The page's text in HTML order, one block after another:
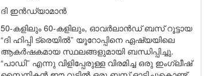
ദി ഇൻഡ്യാമാൻ
50-കളിലും 60-കളിലും, ഓവർലാൻഡ് ബസ് റൂട്ടായ
“ദി ഹിപ്പി ട്രെയിൽ” യൂറോപ്പിനെ ഏഷ്യയിലെ
ആകർഷകമായ സ്ഥലങ്ങളുമായി ബന്ധിപ്പിച്ചു.
“പാഡി” എന്നു വിളിപ്പേരുള്ള വിരമിച്ച ഒരു ഇംഗ്ലീഷ്